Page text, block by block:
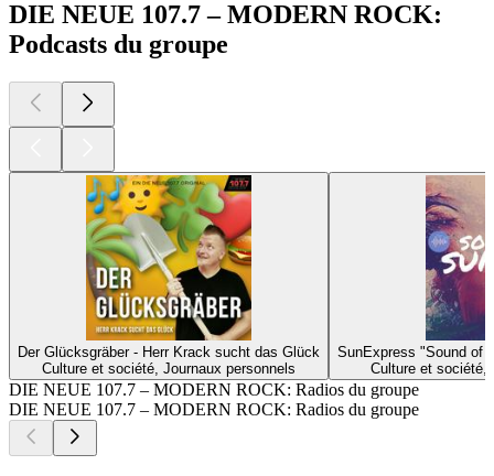
DIE NEUE 107.7 – MODERN ROCK:
Podcasts du groupe
Der Glücksgräber - Herr Krack sucht das Glück
Culture et société, Journaux personnels
SunExpress "Sound of
Culture et société,
DIE NEUE 107.7 – MODERN ROCK: Radios du groupe
DIE NEUE 107.7 – MODERN ROCK: Radios du groupe